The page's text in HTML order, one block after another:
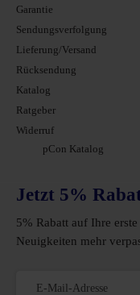
Garantie
Sendungsverfolgung
Lieferung/Versand
Rücksendung
Katalog
Ratgeber
Widerruf
pCon Katalog
Jetzt 5%
5% Rabatt auf Ihre
Neuigkeiten mehr